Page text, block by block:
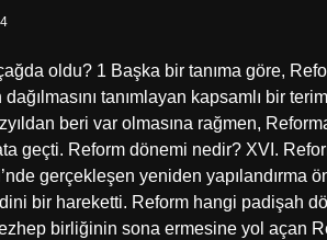
oldu? 1 Başka bir tanıma göre,
dağılmasını tanımlayan kapsamlı bir
beri var olmasına rağmen,
geçti. Reform dönemi nedir? XVI.
gerçekleşen yeniden yapılandırma
bir hareketti. Reform hangi padişah
birliğinin sona ermesine yol açan